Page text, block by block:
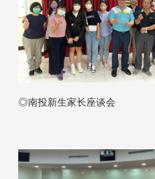
◎南投新生家长座谈会